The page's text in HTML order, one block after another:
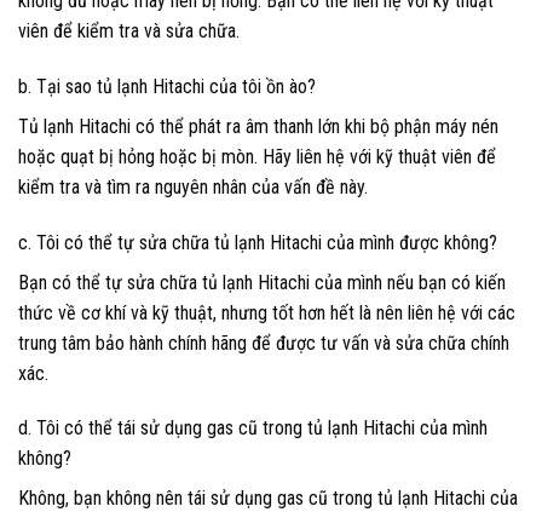
viên để kiểm tra và sửa chữa.
b. Tại sao tủ lạnh Hitachi của tôi ồn ào?
Tủ lạnh Hitachi có thể phát ra âm thanh lớn khi bộ phận máy nén
hoặc quạt bị hỏng hoặc bị mòn. Hãy liên hệ với kỹ thuật viên để
kiểm tra và tìm ra nguyên nhân của vấn đề này.
c. Tôi có thể tự sửa chữa tủ lạnh Hitachi của mình được không?
Bạn có thể tự sửa chữa tủ lạnh Hitachi của mình nếu bạn có kiến
thức về cơ khí và kỹ thuật, nhưng tốt hơn hết là nên liên hệ với các
trung tâm bảo hành chính hãng để được tư vấn và sửa chữa chính
xác.
d. Tôi có thể tái sử dụng gas cũ trong tủ lạnh Hitachi của mình
không?
Không, bạn không nên tái sử dụng gas cũ trong tủ lạnh Hitachi của